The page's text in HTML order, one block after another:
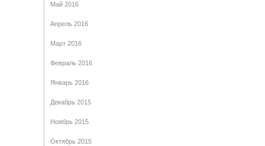
Май 2016
Апрель 2016
Март 2016
Февраль 2016
Январь 2016
Декабрь 2015
Ноябрь 2015
Октябрь 2015